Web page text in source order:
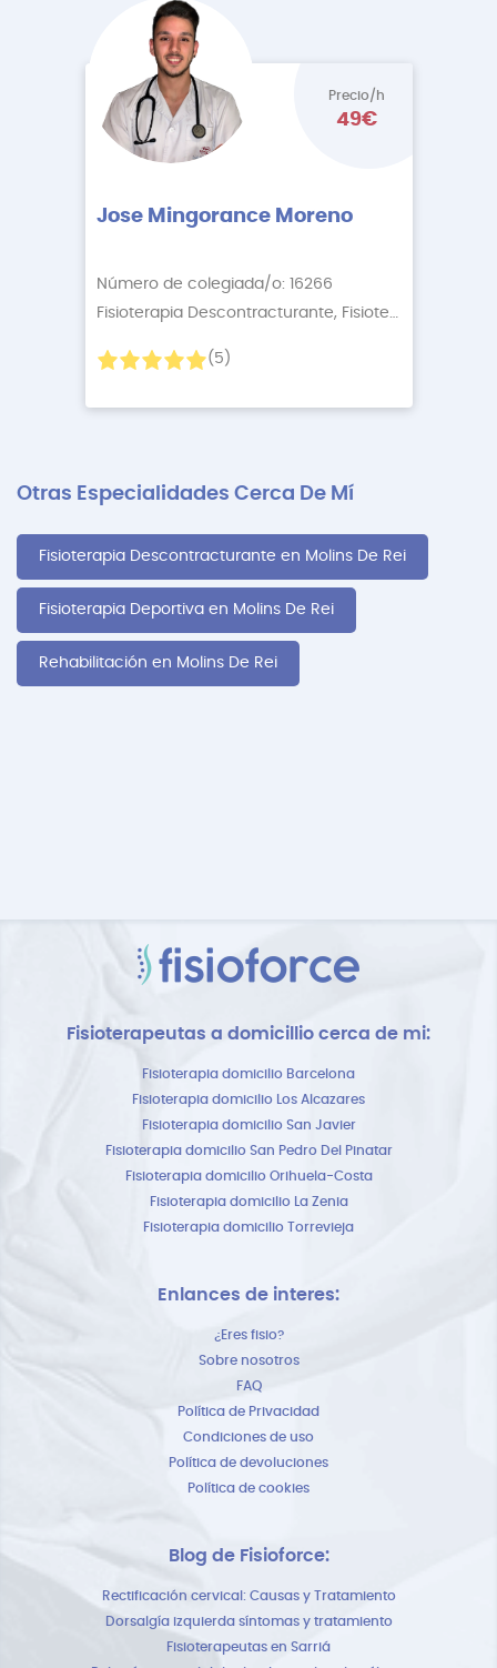
Precio/h
49€
Jose Mingorance Moreno
Número de colegiada/o: 16266
Fisioterapia Descontracturante, Fisioterapia Relaj
(5)
Otras Especialidades Cerca De Mí
Fisioterapia Descontracturante en Molins De Rei
Fisioterapia Deportiva en Molins De Rei
Rehabilitación en Molins De Rei
Fisioterapeutas a domicillio cerca de mi:
Fisioterapia domicilio Barcelona
Fisioterapia domicilio Los Alcazares
Fisioterapia domicilio San Javier
Fisioterapia domicilio San Pedro Del Pinatar
Fisioterapia domicilio Orihuela-Costa
Fisioterapia domicilio La Zenia
Fisioterapia domicilio Torrevieja
Enlances de interes:
¿Eres fisio?
Sobre nosotros
FAQ
Política de Privacidad
Condiciones de uso
Política de devoluciones
Política de cookies
Blog de Fisioforce:
Rectificación cervical: Causas y Tratamiento
Dorsalgía izquierda síntomas y tratamiento
Fisioterapeutas en Sarriá